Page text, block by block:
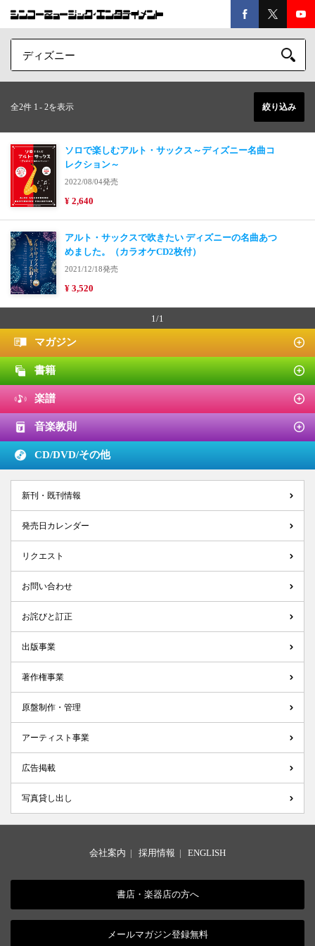
全2件 1 - 2を表示 絞り込み
ソロで楽しむアルト・サックス～ディズニー名曲コ
レクション～
2022/08/04発売
¥ 2,640
アルト・サックスで吹きたい ディズニーの名曲あつ
めました。（カラオケCD2枚付）
2021/12/18発売
¥ 3,520
1/1
マガジン
書籍
楽譜
音楽教則
CD/DVD/その他
新刊・既刊情報
発売日カレンダー
リクエスト
お問い合わせ
お詫びと訂正
出版事業
著作権事業
原盤制作・管理
アーティスト事業
広告掲載
写真貸し出し
会社案内 | 採用情報 | ENGLISH
書店・楽器店の方へ
メールマガジン登録無料